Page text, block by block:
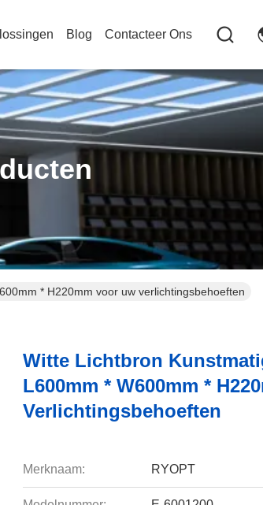
Blog Contacteer Ons
* H220mm voor uw verlichtingsbehoeften
Witte Lichtbron
L600mm * W600mm *
Verlichtingsbehoeften
Merknaam: RYOPT